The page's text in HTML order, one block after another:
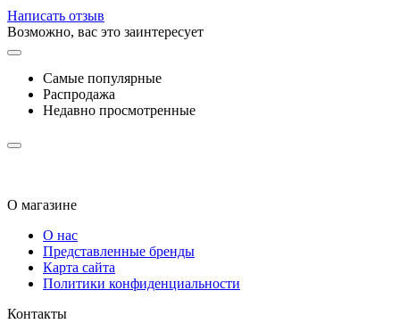
Написать отзыв
Возможно, вас это заинтересует
Самые популярные
Распродажа
Недавно просмотренные
О магазине
О нас
Представленные бренды
Карта сайта
Политики конфиденциальности
Контакты